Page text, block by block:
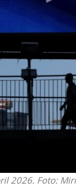
2026. Foto:
2026:
– Moshe